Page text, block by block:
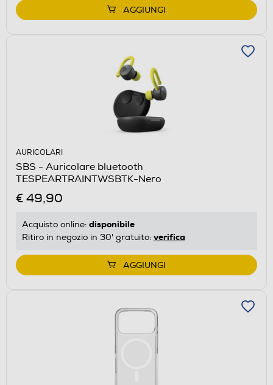
AGGIUNGI
AURICOLARI
SBS - Auricolare bluetooth
TESPEARTRAINTWSBTK-Nero
€ 49,90
Acquisto online: disponibile
Ritiro in negozio in 30' gratuito: verifica
AGGIUNGI